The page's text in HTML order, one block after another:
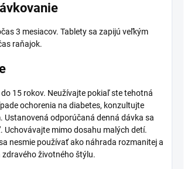
3 mesiacov. Tablety sa zapijú veľkým
raňajok.
15 rokov. Neužívajte pokiaľ ste tehotná
ochorenia na diabetes, konzultujte
Ustanovená odporúčaná denná dávka sa
Uchovávajte mimo dosahu malých detí.
nesmie používať ako náhrada rozmanitej a
zdravého životného štýlu.